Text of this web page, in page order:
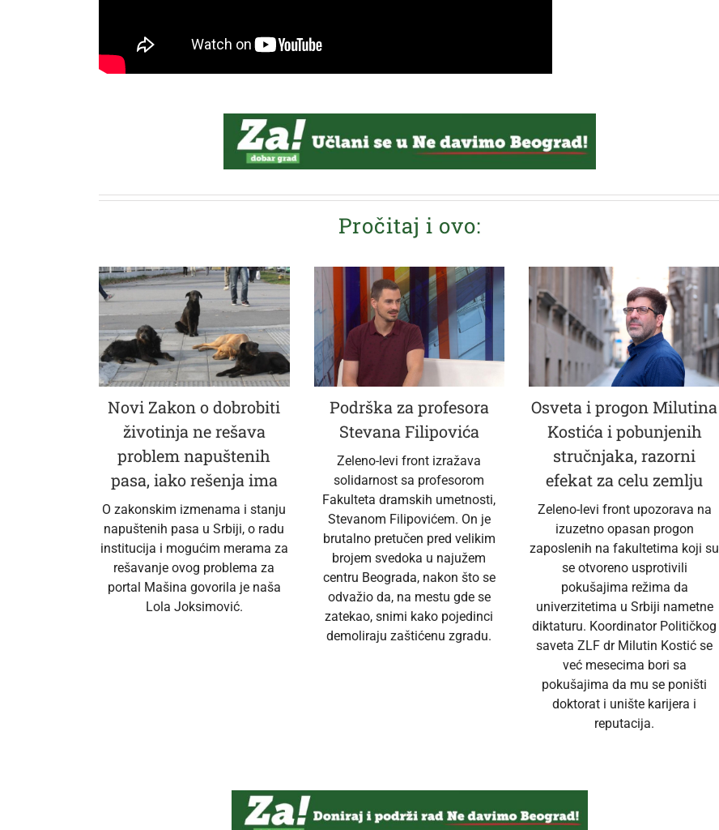
Pročitaj i ovo:
Novi Zakon o dobrobiti
životinja ne rešava
problem napuštenih
pasa, iako rešenja ima
O zakonskim izmenama i stanju
napuštenih pasa u Srbiji, o radu
institucija i mogućim merama za
rešavanje ovog problema za
portal Mašina govorila je naša
Lola Joksimović.
Podrška za profesora
Stevana Filipovića
Zeleno-levi front izražava
solidarnost sa profesorom
Fakulteta dramskih umetnosti,
Stevanom Filipovićem. On je
brutalno pretučen pred velikim
brojem svedoka u najužem
centru Beograda, nakon što se
odvažio da, na mestu gde se
zatekao, snimi kako pojedinci
demoliraju zaštićenu zgradu.
Osveta i progon Milutina
Kostića i pobunjenih
stručnjaka, razorni
efekat za celu zemlju
Zeleno-levi front upozorava na
izuzetno opasan progon
zaposlenih na fakultetima koji su
se otvoreno usprotivili
pokušajima režima da
univerzitetima u Srbiji nametne
diktaturu. Koordinator Političkog
saveta ZLF dr Milutin Kostić se
već mesecima bori sa
pokušajima da mu se poništi
doktorat i unište karijera i
reputacija.